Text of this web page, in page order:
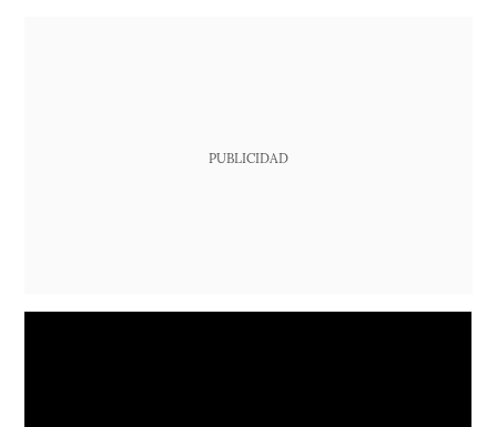
PUBLICIDAD